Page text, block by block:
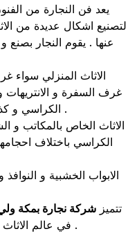
يعد فن النجارة من
لتصنيع اشكال عديدة من
عنها . يقوم النجار بصنع
غرف السفرة و الانتريهات
الكراسي و كذلك كافة اشكال الديكورات الخشبية .
الكراسي باختلاف
تتميز شركة نجارة بمكة
في عالم الاثاث بأفضل الاجهزة و التقنيات المتطورة .